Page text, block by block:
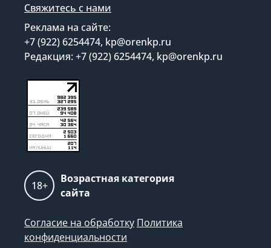
Свяжитесь с нами
Реклама на сайте:
+7 (922) 6254474, kp@orenkp.ru
Редакция: +7 (922) 6254474, kp@orenkp.ru
18+
Возрастная категория
сайта
Согласие на обработку Политика
конфиденциальности